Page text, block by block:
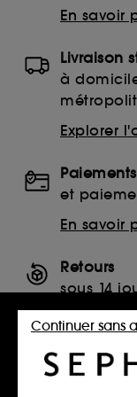
En savoir
Livraison
à
Explorer
et
En savoir
Retours
sous 14
Retourner
SERVICES, CONTACT
Continuer sans